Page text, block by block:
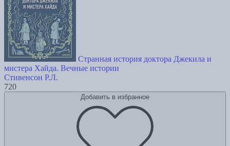
Странная история доктора Джекила и
мистера Хайда. Вечные истории
Стивенсон Р.Л.
720
Добавить в избранное